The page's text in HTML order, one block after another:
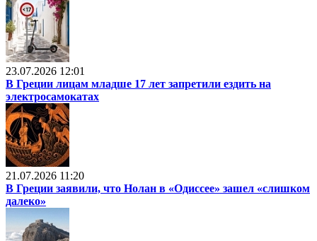
23.07.2026 12:01
В Греции лицам младше 17 лет запретили ездить на
электросамокатах
21.07.2026 11:20
В Греции заявили, что Нолан в «Одиссее» зашел «слишком
далеко»